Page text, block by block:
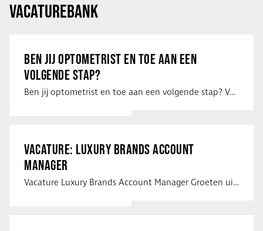
VACATUREBANK
BEN JIJ OPTOMETRIST EN TOE AAN EEN
VOLGENDE STAP?
Ben jij optometrist en toe aan een volgende stap? Voor een optiekketen is Eye …
VACATURE: LUXURY BRANDS ACCOUNT
MANAGER
Vacature Luxury Brands Account Manager Groeten uit Spanje! Vanaf mijn …